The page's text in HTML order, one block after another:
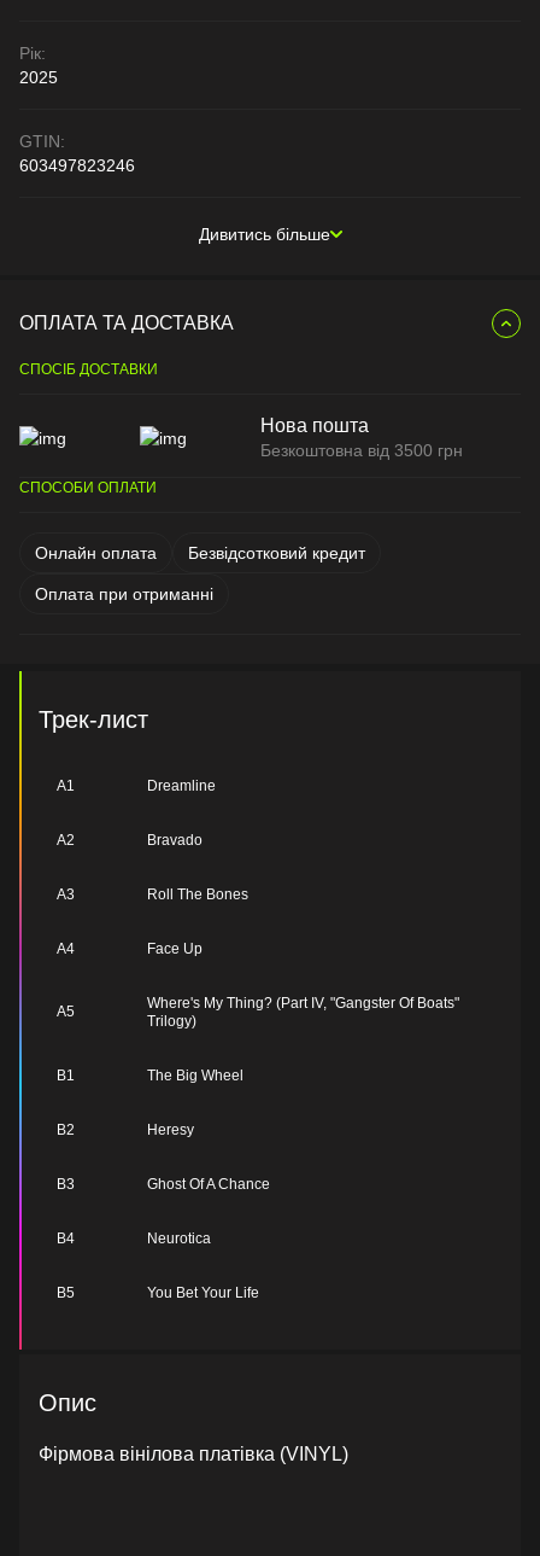
Рік:
2025
GTIN:
603497823246
Дивитись більше
ОПЛАТА ТА ДОСТАВКА
СПОСІБ ДОСТАВКИ
Нова пошта
Безкоштовна від 3500 грн
СПОСОБИ ОПЛАТИ
Онлайн оплата Безвідсотковий кредит
Оплата при отриманні
Трек-лист
A1 Dreamline
A2 Bravado
A3 Roll The Bones
A4 Face Up
A5
Where's My Thing? (Part IV, "Gangster Of Boats"
Trilogy)
B1 The Big Wheel
B2 Heresy
B3 Ghost Of A Chance
B4 Neurotica
B5 You Bet Your Life
Опис
Фірмова вінілова платівка (VINYL)